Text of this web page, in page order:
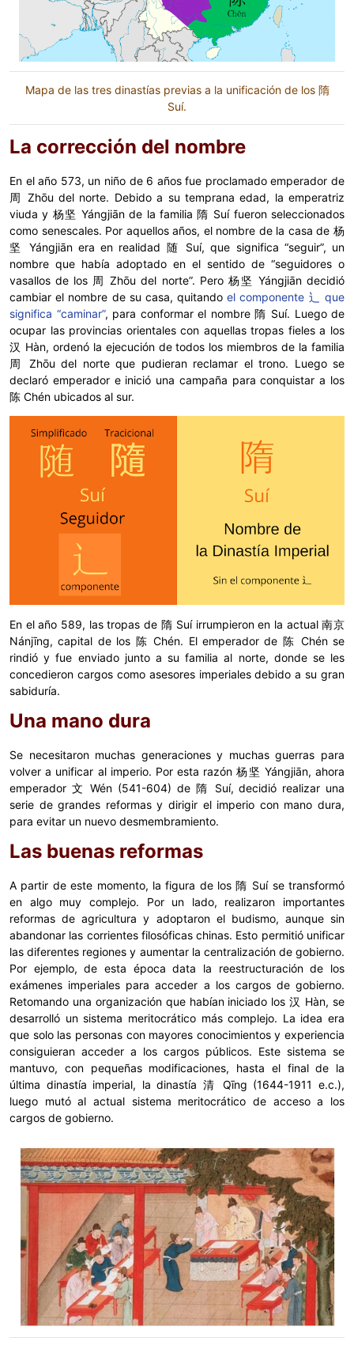
Mapa de las tres dinastías previas a la unificación de los 隋
Suí.
La corrección del nombre
En el año 573, un niño de 6 años fue proclamado emperador de
周 Zhōu del norte. Debido a su temprana edad, la emperatriz
viuda y 杨坚 Yángjiān de la familia 隋 Suí fueron seleccionados
como senescales. Por aquellos años, el nombre de la casa de 杨
坚 Yángjiān era en realidad 随 Suí, que significa “seguir”, un
nombre que había adoptado en el sentido de “seguidores o
vasallos de los 周 Zhōu del norte”. Pero 杨坚 Yángjiān decidió
cambiar el nombre de su casa, quitandoel componente 辶 que
significa “caminar”, para conformar el nombre 隋 Suí. Luego de
ocupar las provincias orientales con aquellas tropas fieles a los
汉 Hàn, ordenó la ejecución de todos los miembros de la familia
周 Zhōu del norte que pudieran reclamar el trono. Luego se
declaró emperador e inició una campaña para conquistar a los
陈 Chén ubicados al sur.
En el año 589, las tropas de 隋 Suí irrumpieron en la actual 南京
Nánjīng, capital de los 陈 Chén. El emperador de 陈 Chén se
rindió y fue enviado junto a su familia al norte, donde se les
concedieron cargos como asesores imperiales debido a su gran
sabiduría.
Una mano dura
Se necesitaron muchas generaciones y muchas guerras para
volver a unificar al imperio. Por esta razón 杨坚 Yángjiān, ahora
emperador 文 Wén (541-604) de 隋 Suí, decidió realizar una
serie de grandes reformas y dirigir el imperio con mano dura,
para evitar un nuevo desmembramiento.
Las buenas reformas
A partir de este momento, la figura de los 隋 Suí se transformó
en algo muy complejo. Por un lado, realizaron importantes
reformas de agricultura y adoptaron el budismo, aunque sin
abandonar las corrientes filosóficas chinas. Esto permitió unificar
las diferentes regiones y aumentar la centralización de gobierno.
Por ejemplo, de esta época data la reestructuración de los
exámenes imperiales para acceder a los cargos de gobierno.
Retomando una organización que habían iniciado los 汉 Hàn, se
desarrolló un sistema meritocrático más complejo. La idea era
que solo las personas con mayores conocimientos y experiencia
consiguieran acceder a los cargos públicos. Este sistema se
mantuvo, con pequeñas modificaciones, hasta el final de la
última dinastía imperial, la dinastía 清 Qīng (1644-1911 e.c.),
luego mutó al actual sistema meritocrático de acceso a los
cargos de gobierno.